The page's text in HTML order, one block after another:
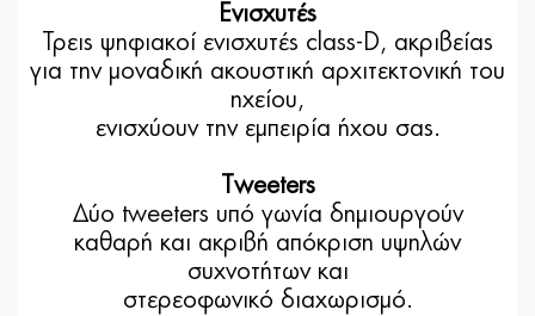
Ενισχυτές
Τρεις ψηφιακοί ενισχυτές class-D, ακριβείας
για την μοναδική ακουστική αρχιτεκτονική του
ηχείου,
ενισχύουν την εμπειρία ήχου σας.
Tweeters
Δύο tweeters υπό γωνία δημιουργούν
καθαρή και ακριβή απόκριση υψηλών
συχνοτήτων και
στερεοφωνικό διαχωρισμό.